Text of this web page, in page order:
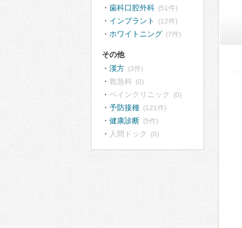
歯科口腔外科 (51件)
インプラント (12件)
ホワイトニング (7件)
その他
漢方 (3件)
救急科 (0)
ペインクリニック (0)
予防接種 (121件)
健康診断 (5件)
人間ドック (0)